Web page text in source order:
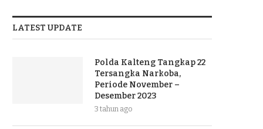
LATEST UPDATE
Polda Kalteng Tangkap 22
Tersangka Narkoba,
Periode November –
Desember 2023
3 tahun ago